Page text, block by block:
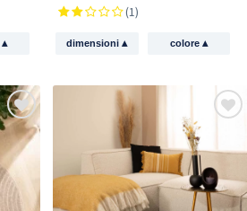
▴
(1)
dimensioni▴ colore ▴